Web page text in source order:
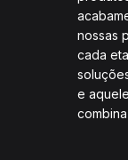
nossas
cada
e